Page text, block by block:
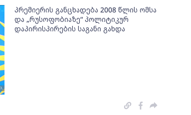
პრემიერის განცხადება 2008 წლის ომსა
და „რუსოფობიაზე“ პოლიტიკურ
დაპირისპირების საგანი გახდა